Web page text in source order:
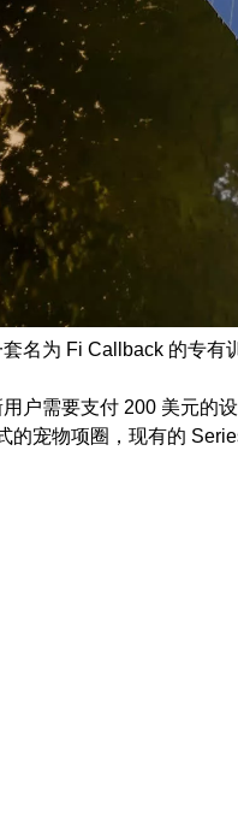
名为 Fi Callback 的专
户需要支付 200 美元
宠物项圈，现有的